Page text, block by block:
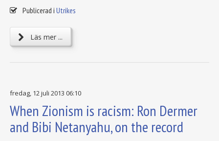
Publicerad i Utrikes
Läs mer ...
fredag, 12 juli 2013 06:10
When Zionism is racism: Ron Dermer
and Bibi Netanyahu, on the record